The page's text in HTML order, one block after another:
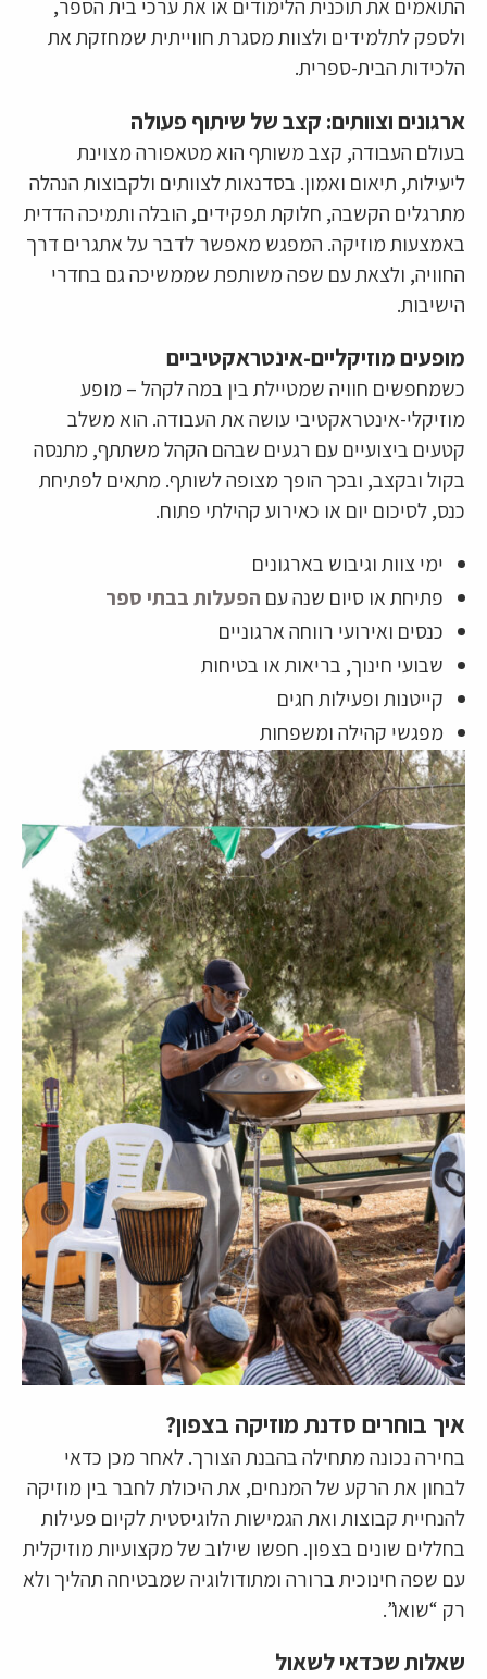
התואמים את תוכנית הלימודים או את ערכי בית הספר,
ולספק לתלמידים ולצוות מסגרת חווייתית שמחזקת את
הלכידות הבית-ספרית.
ארגונים וצוותים: קצב של שיתוף פעולה
בעולם העבודה, קצב משותף הוא מטאפורה מצוינת
ליעילות, תיאום ואמון. בסדנאות לצוותים ולקבוצות הנהלה
מתרגלים הקשבה, חלוקת תפקידים, הובלה ותמיכה הדדית
באמצעות מוזיקה. המפגש מאפשר לדבר על אתגרים דרך
החוויה, ולצאת עם שפה משותפת שממשיכה גם בחדרי
הישיבות.
מופעים מוזיקליים-אינטראקטיביים
כשמחפשים חוויה שמטיילת בין במה לקהל – מופע
מוזיקלי-אינטראקטיבי עושה את העבודה. הוא משלב
קטעים ביצועיים עם רגעים שבהם הקהל משתתף, מתנסה
בקול ובקצב, ובכך הופך מצופה לשותף. מתאים לפתיחת
כנס, לסיכום יום או כאירוע קהילתי פתוח.
ימי צוות וגיבוש בארגונים
פתיחת או סיום שנה עם הפעלות בבתי ספר
כנסים ואירועי רווחה ארגוניים
שבועי חינוך, בריאות או בטיחות
קייטנות ופעילות חגים
מפגשי קהילה ומשפחות
איך בוחרים סדנת מוזיקה בצפון?
בחירה נכונה מתחילה בהבנת הצורך. לאחר מכן כדאי
לבחון את הרקע של המנחים, את היכולת לחבר בין מוזיקה
להנחיית קבוצות ואת הגמישות הלוגיסטית לקיום פעילות
בחללים שונים בצפון. חפשו שילוב של מקצועיות מוזיקלית
עם שפה חינוכית ברורה ומתודולוגיה שמבטיחה תהליך ולא
רק “שואו”.
שאלות שכדאי לשאול